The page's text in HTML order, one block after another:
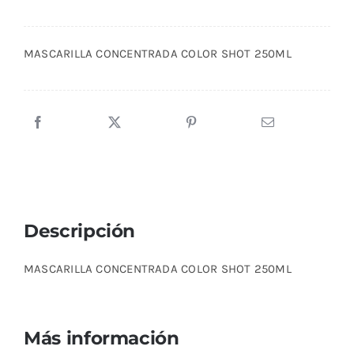
MASCARILLA CONCENTRADA COLOR SHOT 250ML
Descripción
MASCARILLA CONCENTRADA COLOR SHOT 250ML
Más información